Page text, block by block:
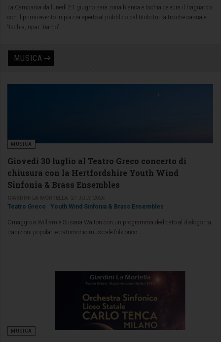
La Campania da lunedì 21 giugno sarà zona bianca e Ischia celebra il traguardo
con il primo evento in piazza aperto al pubblico dal titolo tutt’altro che casuale:
“Ischia, ripar…tiamo”.
MUSICA
MUSICA
Giovedi 30 luglio al Teatro Greco concerto di
chiusura con la Hertfordshire Youth Wind
Sinfonia & Brass Ensembles
Teatro Greco Youth Wind Sinfonia & Brass Ensembles
Omaggio a William e Susana Walton con un programma dedicato al dialogo tra
tradizioni popolari e patrimonio musicale folklorico.
MUSICA